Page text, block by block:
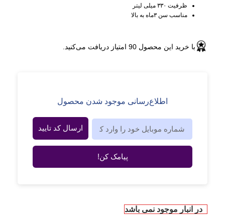
ظرفیت ۳۳۰ میلی لیتر
مناسب سن ۳ماه به بالا
با خرید این محصول 90 امتیاز دریافت می‌کنید.
اطلاع‌رسانی موجود شدن محصول
ارسال کد تایید
پیامک کن!
در انبار موجود نمی باشد